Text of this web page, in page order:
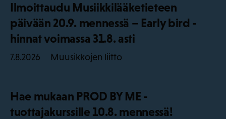
Ilmoittaudu Musiikkilääketieteen
päivään 20.9. mennessä – Early bird -
hinnat voimassa 31.8. asti
7.8.2026 Muusikkojen liitto
Hae mukaan PROD BY ME -
tuottajakurssille 10.8. mennessä!